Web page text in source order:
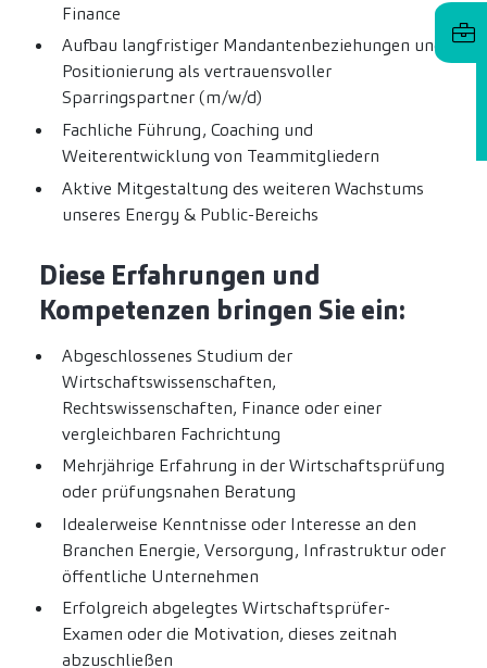
Finance
Aufbau langfristiger Mandantenbeziehungen und
Positionierung als vertrauensvoller
Sparringspartner (m/w/d)
Fachliche Führung, Coaching und
Weiterentwicklung von Teammitgliedern
Aktive Mitgestaltung des weiteren Wachstums
unseres Energy & Public-Bereichs
Diese Erfahrungen und
Kompetenzen bringen Sie ein:
Abgeschlossenes Studium der
Wirtschaftswissenschaften,
Rechtswissenschaften, Finance oder einer
vergleichbaren Fachrichtung
Mehrjährige Erfahrung in der Wirtschaftsprüfung
oder prüfungsnahen Beratung
Idealerweise Kenntnisse oder Interesse an den
Branchen Energie, Versorgung, Infrastruktur oder
öffentliche Unternehmen
Erfolgreich abgelegtes Wirtschaftsprüfer-
Examen oder die Motivation, dieses zeitnah
abzuschließen